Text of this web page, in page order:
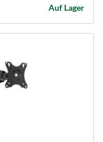
Auf Lager